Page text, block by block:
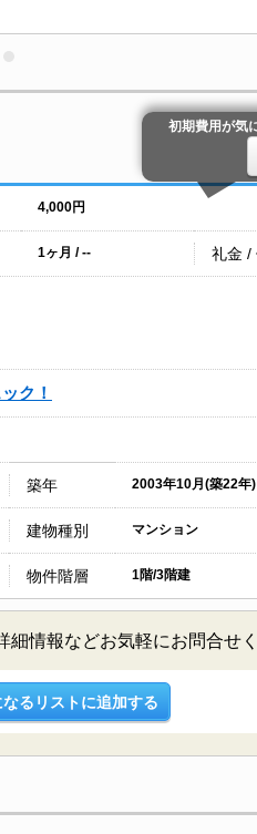
初期費用が気
4,000円
1ヶ月 / -- 礼金 /
ク！
築年 2003年10月(築22年)
建物種別 マンション
物件階層 1階/3階建
情報などお気軽にお問合せく
るリストに追加する